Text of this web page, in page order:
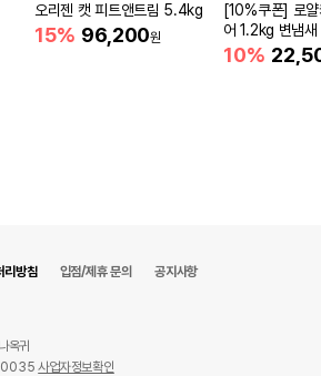
오리젠 캣 피트앤트림 5.4kg
15% 96,200원
[10%쿠폰] 로
어 1.2kg 변냄새
10%
리방침 입점/제휴 문의 공지사항
옥귀
사업자정보확인